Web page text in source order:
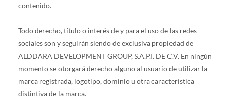
contenido.
Todo derecho, título o interés de y para el uso de las redes
sociales son y seguirán siendo de exclusiva propiedad de
ALDDARA DEVELOPMENT GROUP, S.A.P.I. DE C.V. En ningún
momento se otorgará derecho alguno al usuario de utilizar la
marca registrada, logotipo, dominio u otra característica
distintiva de la marca.